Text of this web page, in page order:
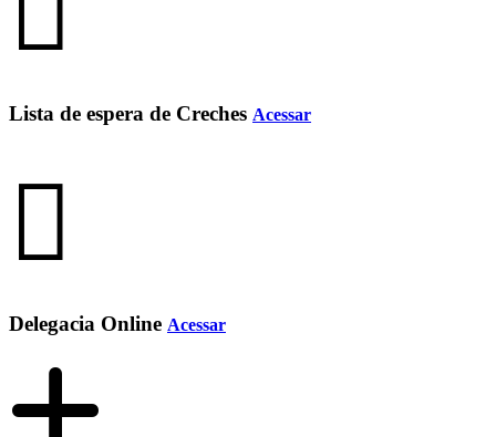
Lista de espera de Creches Acessar
Delegacia Online Acessar